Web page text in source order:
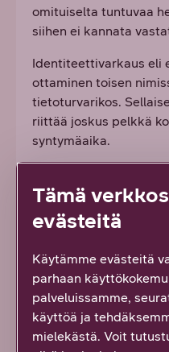
omituiselta tuntuvaa
siihen ei kannata
Identiteettivarkaus eli
ottaminen toisen
tietoturvarikos.
riittää joskus pelkkä
syntymäaika.
henkilötietoja erilaisia
yhdistelemällä. On
että lapsen
lasta ja esiintyisikin
tuttuna henkilönä.”
Aiemmin puhuttiin
antivirusohjelmista.
Tämä
evästeitä
Käytämme evästeitä
parhaan
palveluissamme,
käyttöä ja
mielekästä. Voit